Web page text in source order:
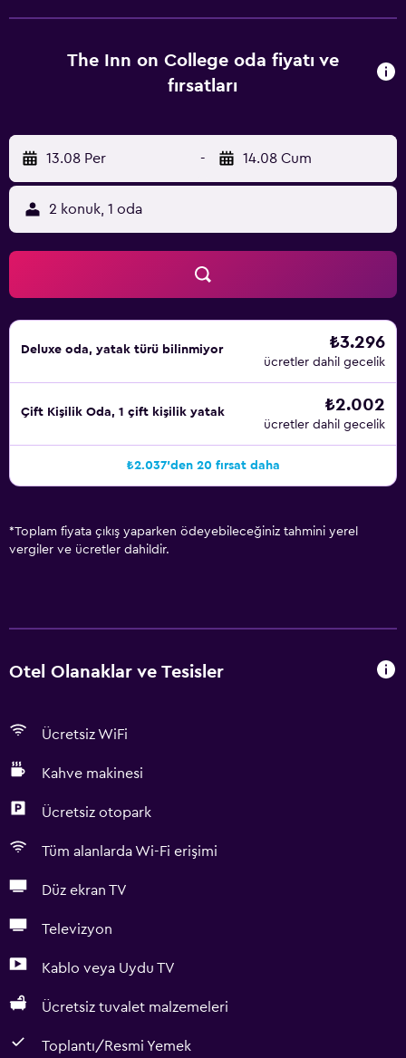
The Inn on College oda fiyatı ve
fırsatları
13.08 Per - 14.08 Cum
2 konuk, 1 oda
Deluxe oda, yatak türü bilinmiyor ₺3.296
ücretler dahil gecelik
Çift ​Kişilik Oda, 1 çift kişilik yatak ₺2.002
ücretler dahil gecelik
₺2.037'den 20 fırsat daha
*Toplam fiyata çıkış yaparken ödeyebileceğiniz tahmini yerel
vergiler ve ücretler dahildir.
Otel Olanaklar ve Tesisler
Ücretsiz WiFi
Kahve makinesi
Ücretsiz otopark
Tüm alanlarda Wi-Fi erişimi
Düz ekran TV
Televizyon
Kablo veya Uydu TV
Ücretsiz tuvalet malzemeleri
Toplantı/Resmi Yemek